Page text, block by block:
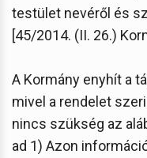
testület nevéről és
[45/2014. (II. 26.)
A Kormány enyhít a
mivel a rendelet
nincs szükség az
ad 1) Azon